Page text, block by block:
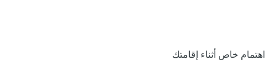
اهتمام خاص أثناء إقامتك